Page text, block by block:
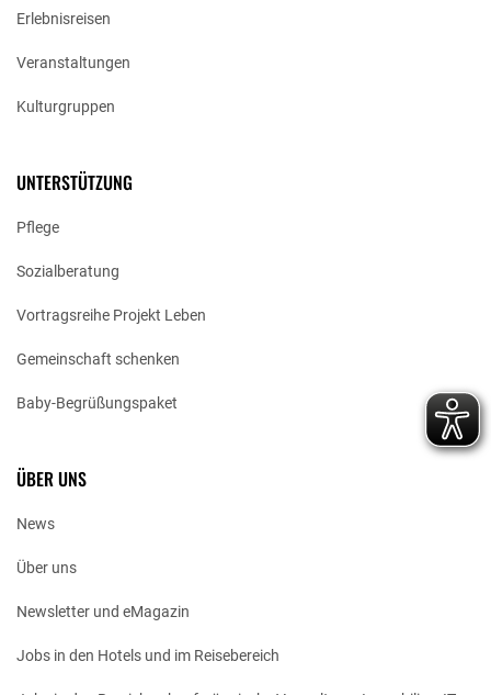
Erlebnisreisen
Veranstaltungen
Kulturgruppen
UNTERSTÜTZUNG
Pflege
Sozialberatung
Vortragsreihe Projekt Leben
Gemeinschaft schenken
Baby-Begrüßungspaket
ÜBER UNS
News
Über uns
Newsletter und eMagazin
Jobs in den Hotels und im Reisebereich